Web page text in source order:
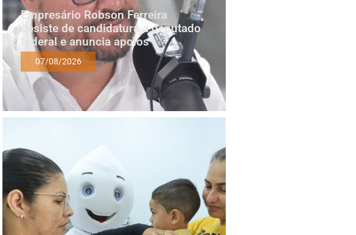
Empresário Robson Ferreira
desiste de candidatura a deputado
federal e anuncia apoios
07/08/2026